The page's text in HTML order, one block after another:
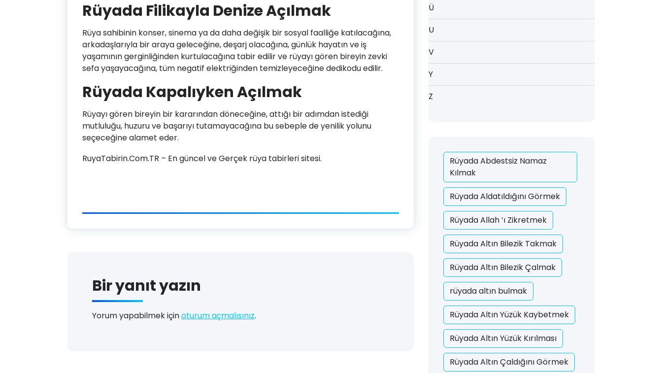
Rüyada Filikayla Denize Açılmak
Rüya sahibinin konser, sinema ya da daha değişik bir sosyal faalliğe katılacağına,
arkadaşlarıyla bir araya geleceğine, deşarj olacağına, günlük hayatın ve iş
yaşamının gerginliğinden kurtulacağına tabir edilir ve rüyayı gören bireyin zevki
sefa yaşayacağına, tüm negatif elektriğinden temizleyeceğine dedikodu edilir.
Rüyada Kapalıyken Açılmak
Rüyayı gören bireyin bir kararından döneceğine, attığı bir adımdan istediği
mutluluğu, huzuru ve başarıyı tutamayacağına bu sebeple de yenilik yolunu
seçeceğine alamet eder.
RuyaTabirin.Com.TR – En güncel ve Gerçek rüya tabirleri sitesi.
Bir yanıt yazın
Yorum yapabilmek içinoturum açmalısınız.
Ü
U
V
Y
Z
Rüyada Abdestsiz Namaz
Kılmak
Rüyada Aldatıldığını Görmek
Rüyada Allah ’ı Zikretmek
Rüyada Altın Bilezik Takmak
Rüyada Altın Bilezik Çalmak
rüyada altın bulmak
Rüyada Altın Yüzük Kaybetmek
Rüyada Altın Yüzük Kırılması
Rüyada Altın Çaldığını Görmek